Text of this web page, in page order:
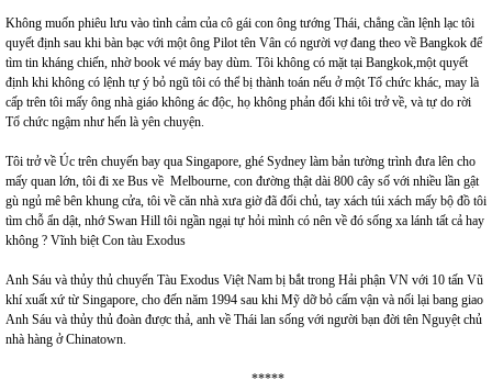
Không muốn phiêu lưu vào tình cảm của cô gái con ông tướng Thái, chẳng cần lệnh lạc tôi
quyết định sau khi bàn bạc với một ông Pilot tên Vân có người vợ đang theo về Bangkok để
tìm tin kháng chiến, nhờ book vé máy bay dùm. Tôi không có mặt tại Bangkok,một quyết
định khi không có lệnh tự ý bỏ ngũ tôi có thể bị thành toán nếu ở một Tổ chức khác, may là
cấp trên tôi mấy ông nhà giáo không ác độc, họ không phản đối khi tôi trở về, và tự do rời
Tổ chức ngậm như hến là yên chuyện.
Tôi trở về Úc trên chuyến bay qua Singapore, ghé Sydney làm bản tường trình đưa lên cho
mấy quan lớn, tôi đi xe Bus về Melbourne, con đường thật dài 800 cây số với nhiều lần gật
gù ngủ mê bên khung cửa, tôi về căn nhà xưa giờ đã đổi chủ, tay xách túi xách mấy bộ đồ tôi
tìm chỗ ẩn dật, nhớ Swan Hill tôi ngần ngại tự hỏi mình có nên về đó sống xa lánh tất cả hay
không ? Vĩnh biệt Con tàu Exodus
Anh Sáu và thủy thủ chuyến Tàu Exodus Việt Nam bị bắt trong Hải phận VN với 10 tấn Vũ
khí xuất xứ từ Singapore, cho đến năm 1994 sau khi Mỹ dỡ bỏ cấm vận và nối lại bang giao
Anh Sáu và thủy thủ đoàn được thả, anh về Thái lan sống với người bạn đời tên Nguyệt chủ
nhà hàng ở Chinatown.
*****